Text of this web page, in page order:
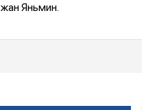
Яньмин.